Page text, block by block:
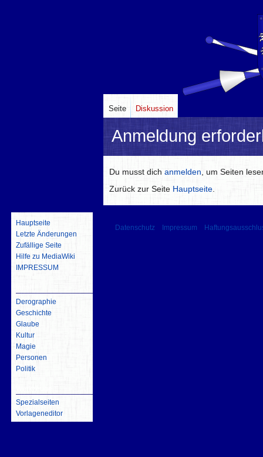
Anmeldung
Zur
Navigation
Zur
Suche
Du musst dich anmelden, um Seiten
Zurück zur Seite Hauptseite.
Seite Diskussion
Hauptseite
Letzte Änderungen
Zufällige Seite
Hilfe zu MediaWiki
IMPRESSUM
Derographie
Geschichte
Glaube
Kultur
Magie
Personen
Politik
Spezialseiten
Vorlageneditor
Datenschutz Impressum